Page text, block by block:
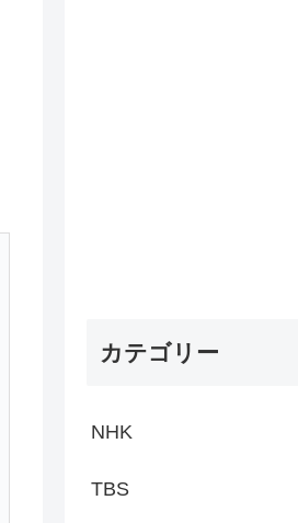
カテゴリー
NHK
TBS